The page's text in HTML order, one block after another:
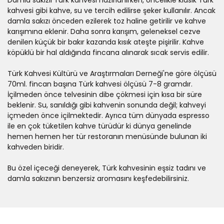
kahvesi gibi kahve, su ve tercih edilirse şeker kullanılır. Ancak
damla sakızı önceden ezilerek toz haline getirilir ve kahve
karışımına eklenir. Daha sonra karışım, geleneksel cezve
denilen küçük bir bakır kazanda kısık ateşte pişirilir. Kahve
köpüklü bir hal aldığında fincana alınarak sıcak servis edilir.
Türk Kahvesi Kültürü ve Araştırmaları Derneği'ne göre ölçüsü
70ml. fincan başına Türk kahvesi ölçüsü 7-8 gramdır.
İçilmeden önce telvesinin dibe çökmesi için kısa bir süre
beklenir. Su, sanıldığı gibi kahvenin sonunda değil; kahveyi
içmeden önce içilmektedir. Ayrıca tüm dünyada espresso
ile en çok tüketilen kahve türüdür ki dünya genelinde
hemen hemen her tür restoranın menüsünde bulunan iki
kahveden biridir.
Bu özel içeceği deneyerek, Türk kahvesinin eşsiz tadını ve
damla sakızının benzersiz aromasını keşfedebilirsiniz.